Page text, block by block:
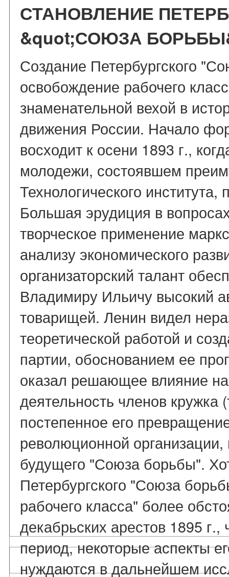
СТАНОВЛЕНИЕ
&quot;СОЮЗА
Создание Петербургского
освобождение рабочего
знаменательной вехой в
движения России. Начало
восходит к осени 1893 г.,
молодежи, состоявшем
Технологического
Большая эрудиция в
творческое применение
анализу экономического
организаторский талант
Владимиру Ильичу высокий
товарищей. Ленин видел
теоретической работой и
партии, обоснованием ее
оказал решающее влияние
деятельность членов кружка
постепенное его
революционной
будущего "Союза борьбы".
Петербургского "Союза
рабочего класса" более
декабрьских арестов 1895
период, некоторые аспекты
нуждаются в дальнейшем